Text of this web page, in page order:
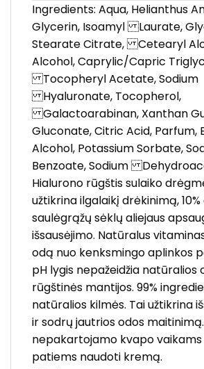
Ingredients: Aqua, Helianthus
Glycerin, Isoamyl Laurate,
Stearate Citrate, Cetearyl
Alcohol, Caprylic/Capric
Tocopheryl Acetate, Sodium
Hyaluronate, Tocopherol,
Galactoarabinan, Xanthan
Gluconate, Citric Acid, Parfum,
Alcohol, Potassium Sorbate,
Benzoate, Sodium
Hialurono rūgštis sulaiko
užtikrina ilgalaikį drėkinimą,
saulėgrąžų sėklų aliejaus
išsausėjimo. Natūralus
odą nuo kenksmingo aplinkos
pH lygis nepažeidžia natūralios
rūgštinės mantijos. 99%
natūralios kilmės. Tai užtikrina
ir sodrų jautrios odos
nepakartojamo kvapo
patiems naudoti kremą.